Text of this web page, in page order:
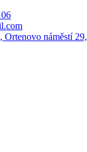
Ortenovo náměstí